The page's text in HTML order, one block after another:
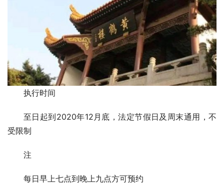
执行时间
至日起到2020年12月底，法定节假日及周末通用，不
受限制
注
每日早上七点到晚上九点方可预约